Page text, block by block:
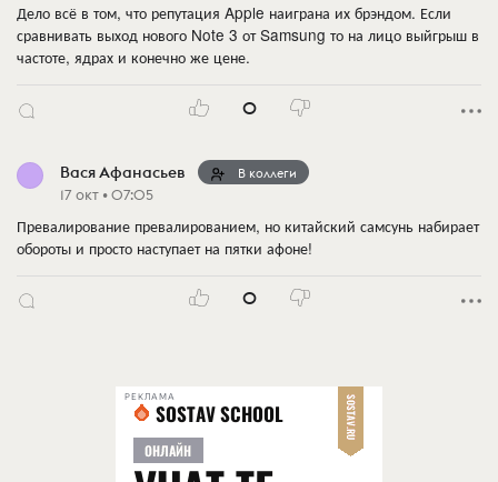
Дело всё в том, что репутация Apple наиграна их брэндом. Если
сравнивать выход нового Note 3 от Samsung то на лицо выйгрыш в
частоте, ядрах и конечно же цене.
0
Вася Афанасьев В коллеги
17 окт • 07:05
Превалирование превалированием, но китайский самсунь набирает
обороты и просто наступает на пятки афоне!
0
РЕКЛАМА